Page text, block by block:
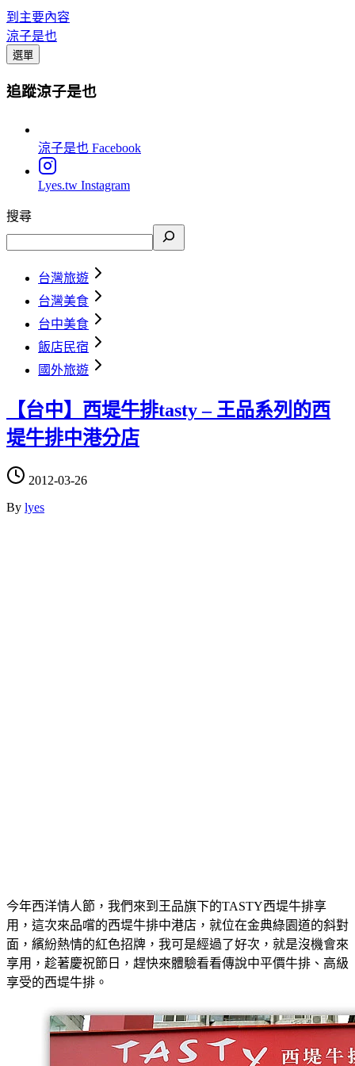
到主要內容
涼子是也
選單
追蹤涼子是也
涼子是也 Facebook
Lyes.tw Instagram
搜尋
台灣旅遊
台灣美食
台中美食
飯店民宿
國外旅遊
【台中】西堤牛排tasty – 王品系列的西
堤牛排中港分店
2012-03-26
By lyes
今年西洋情人節，我們來到王品旗下的TASTY西堤牛排享
用，這次來品嚐的西堤牛排中港店，就位在金典綠園道的斜對
面， 繽紛熱情的紅色招牌，我可是經過了好次，就是沒機會來
享用，趁著慶祝節日，趕快來體驗看看傳說中平價牛排、高級
享受的西堤牛排。